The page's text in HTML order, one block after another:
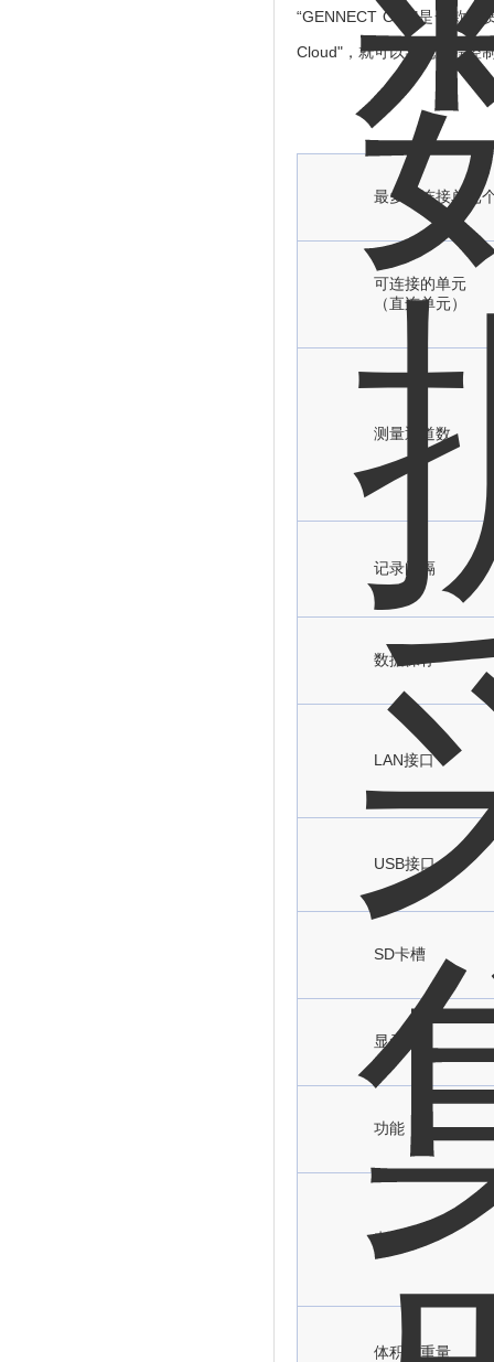
“GENNECT One"是一款免
Cloud"，就可以实现远程控
最多可连接单元
可连接的单元
（直连单元）
测量通道数
记录间隔
数据保存
LAN接口
USB接口
SD卡槽
显示器
功能
电源
体积及重量